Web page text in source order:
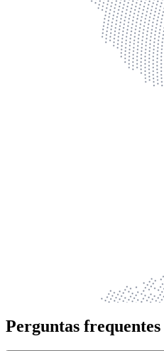
Perguntas frequentes